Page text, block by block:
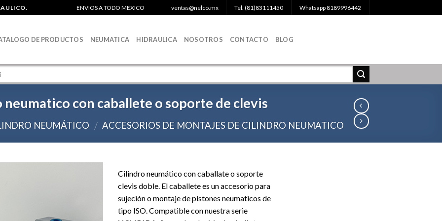
ENVIOS A TODO MEXICO ventas@nelco.mx Tel. (81)83111450 Whatsapp 8189996442
DE PRODUCTOS NEUMATICA HIDRAULICA NOSOTROS CONTACTO BLOG
con caballete o soporte de clevis
NEUMÁTICO / ACCESORIOS DE MONTAJES DE CILINDRO NEUMATICO
Cilindro neumático con caballate o soporte
clevis doble. El caballete es un accesorio para
sujeción o montaje de pistones neumaticos de
tipo ISO. Compatible con nuestraserie